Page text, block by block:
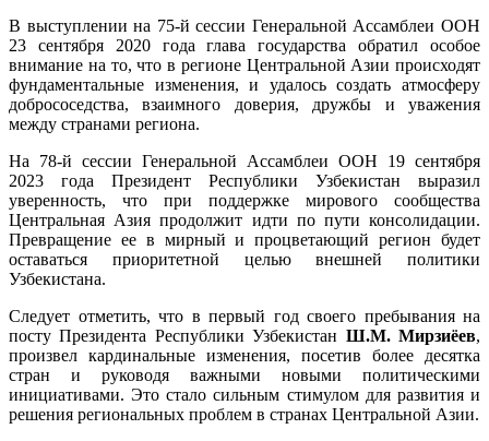
В выступлении на 75-й сессии Генеральной Ассамблеи ООН
23 сентября 2020 года глава государства обратил особое
внимание на то, что в регионе Центральной Азии происходят
фундаментальные изменения, и удалось создать атмосферу
добрососедства, взаимного доверия, дружбы и уважения
между странами региона.
На 78-й сессии Генеральной Ассамблеи ООН 19 сентября
2023 года Президент Республики Узбекистан выразил
уверенность, что при поддержке мирового сообщества
Центральная Азия продолжит идти по пути консолидации.
Превращение ее в мирный и процветающий регион будет
оставаться приоритетной целью внешней политики
Узбекистана.
Следует отметить, что в первый год своего пребывания на
посту Президента Республики Узбекистан Ш.М. Мирзиёев,
произвел кардинальные изменения, посетив более десятка
стран и руководя важными новыми политическими
инициативами. Это стало сильным стимулом для развития и
решения региональных проблем в странах Центральной Азии.